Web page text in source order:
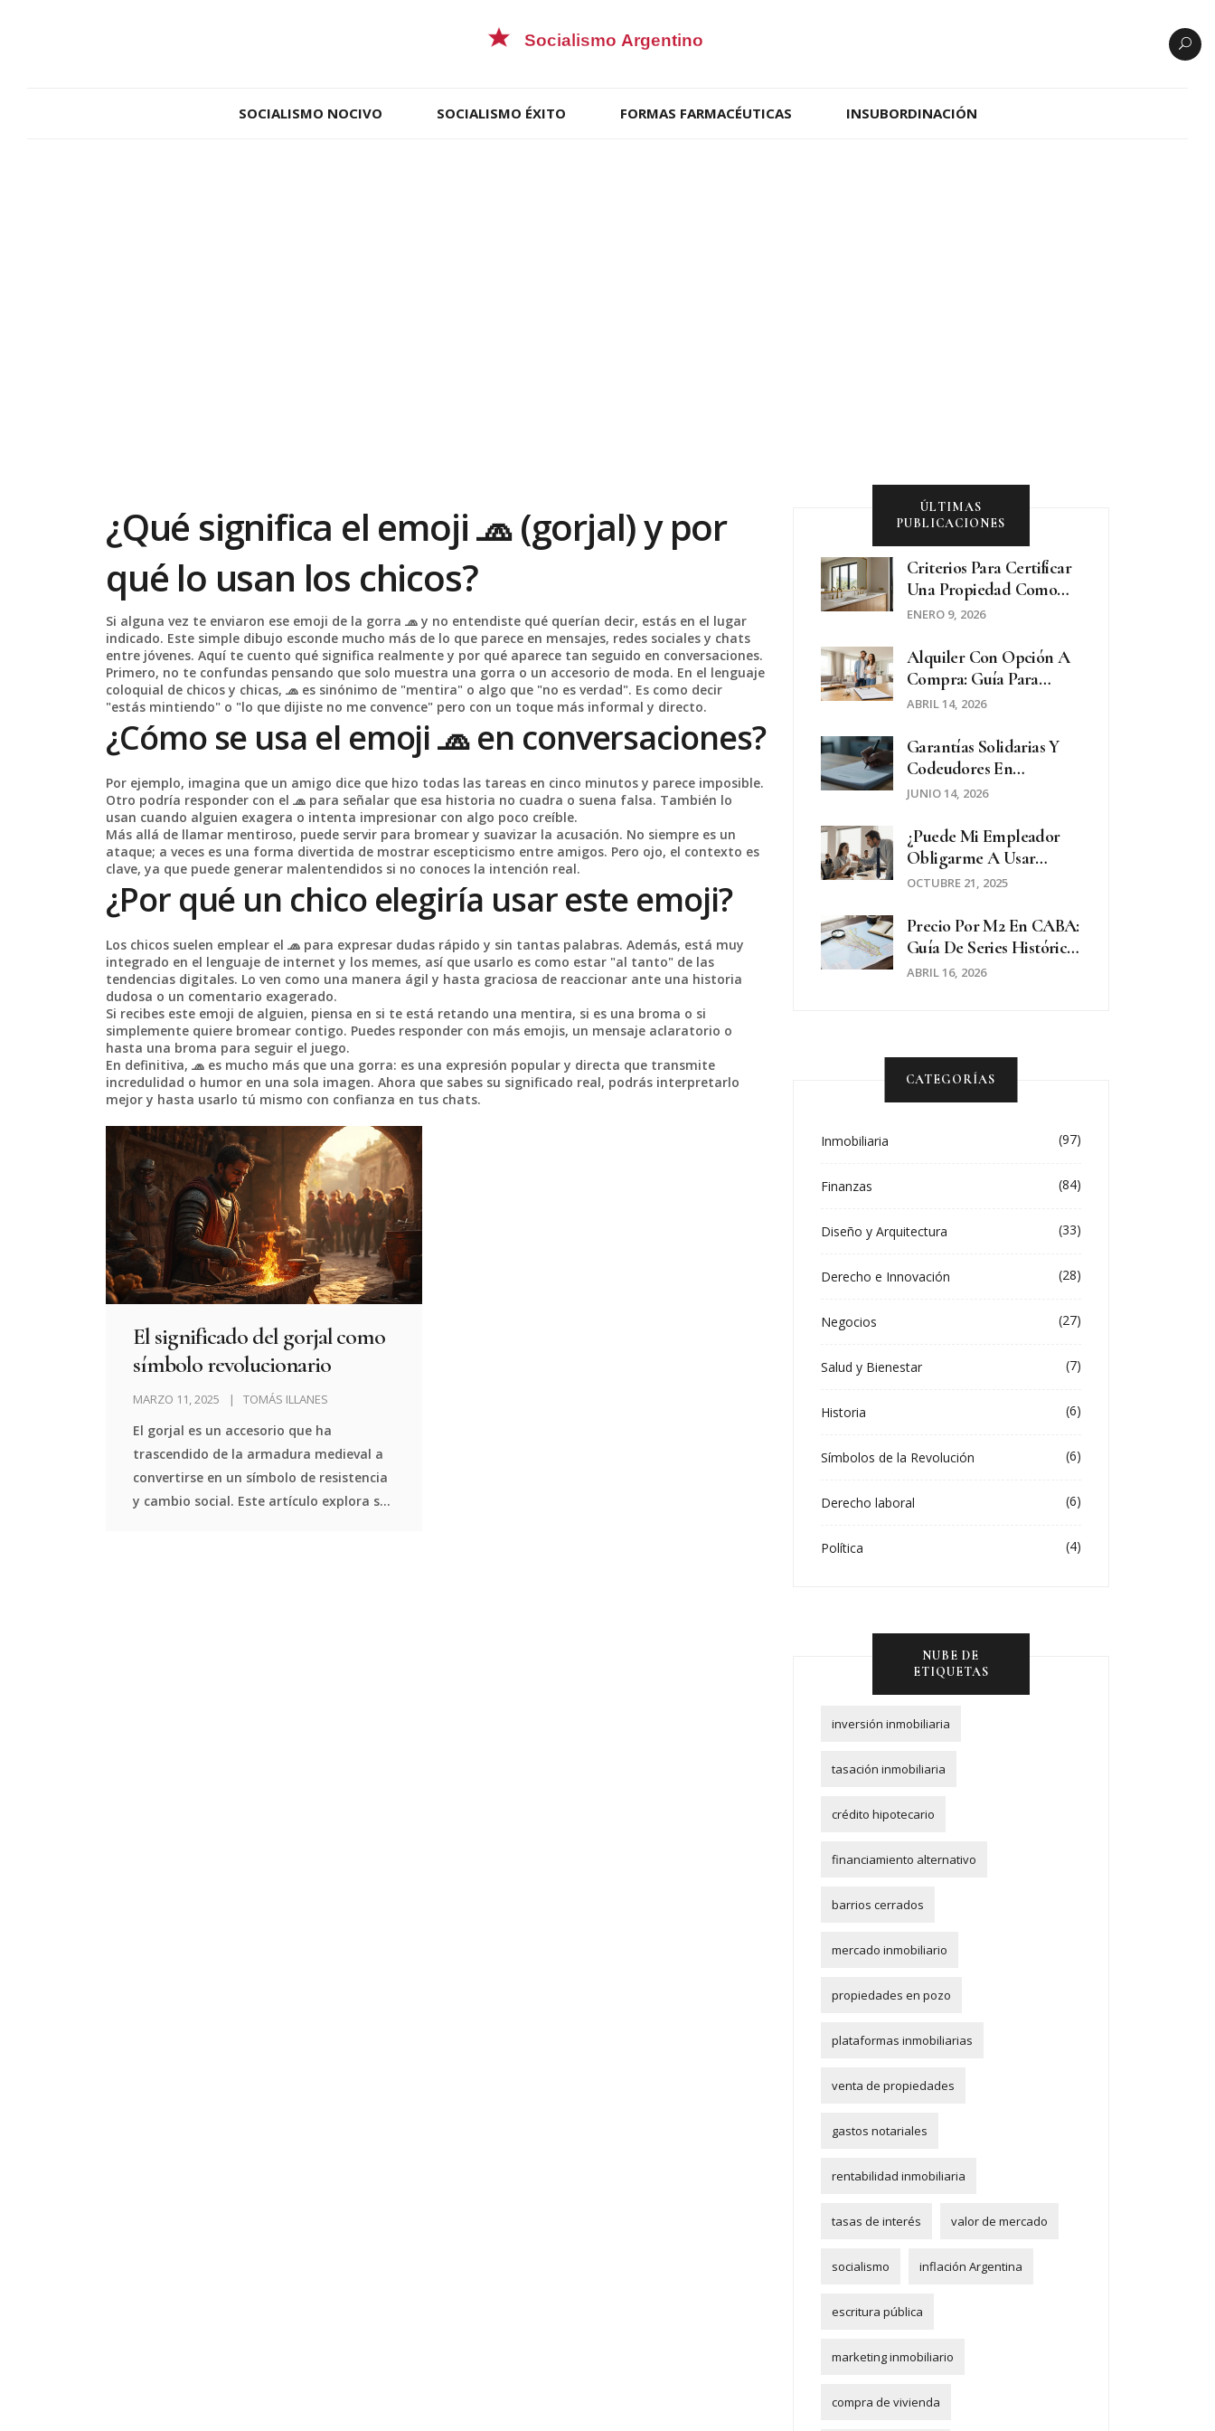
SOCIALISMO NOCIVO SOCIALISMO ÉXITO FORMAS FARMACÉUTICAS INSUBORDINACIÓN
¿Qué significa el emoji 🧢 (gorjal) y por
qué lo usan los chicos?
Si alguna vez te enviaron ese emoji de la gorra 🧢 y no entendiste qué querían decir, estás en el lugar
indicado. Este simple dibujo esconde mucho más de lo que parece en mensajes, redes sociales y chats
entre jóvenes. Aquí te cuento qué significa realmente y por qué aparece tan seguido en conversaciones.
Primero, no te confundas pensando que solo muestra una gorra o un accesorio de moda. En el lenguaje
coloquial de chicos y chicas, 🧢 es sinónimo de "mentira" o algo que "no es verdad". Es como decir
"estás mintiendo" o "lo que dijiste no me convence" pero con un toque más informal y directo.
¿Cómo se usa el emoji 🧢 en conversaciones?
Por ejemplo, imagina que un amigo dice que hizo todas las tareas en cinco minutos y parece imposible.
Otro podría responder con el 🧢 para señalar que esa historia no cuadra o suena falsa. También lo
usan cuando alguien exagera o intenta impresionar con algo poco creíble.
Más allá de llamar mentiroso, puede servir para bromear y suavizar la acusación. No siempre es un
ataque; a veces es una forma divertida de mostrar escepticismo entre amigos. Pero ojo, el contexto es
clave, ya que puede generar malentendidos si no conoces la intención real.
¿Por qué un chico elegiría usar este emoji?
Los chicos suelen emplear el 🧢 para expresar dudas rápido y sin tantas palabras. Además, está muy
integrado en el lenguaje de internet y los memes, así que usarlo es como estar "al tanto" de las
tendencias digitales. Lo ven como una manera ágil y hasta graciosa de reaccionar ante una historia
dudosa o un comentario exagerado.
Si recibes este emoji de alguien, piensa en si te está retando una mentira, si es una broma o si
simplemente quiere bromear contigo. Puedes responder con más emojis, un mensaje aclaratorio o
hasta una broma para seguir el juego.
En definitiva, 🧢 es mucho más que una gorra: es una expresión popular y directa que transmite
incredulidad o humor en una sola imagen. Ahora que sabes su significado real, podrás interpretarlo
mejor y hasta usarlo tú mismo con confianza en tus chats.
El significado del gorjal como
símbolo revolucionario
MARZO 11, 2025 TOMÁS ILLANES
El gorjal es un accesorio que ha
trascendido de la armadura medieval a
convertirse en un símbolo de resistencia
y cambio social. Este artículo explora su
ÚLTIMAS
PUBLICACIONES
Criterios Para Certificar
Una Propiedad Como
'premium' En El
De Lujo
ENERO 9, 2026
Alquiler Con Opción A
Compra: Guía Para
Redactar Un Contrato
ABRIL 14, 2026
Garantías Solidarias Y
Codeudores En
Contratos De Alquiler:
JUNIO 14, 2026
¿Puede Mi Empleador
Obligarme A Usar
Pantalón? Guía De
OCTUBRE 21, 2025
Precio Por M2 En CABA:
Guía De Series Históricas
Para Tasaciones Reales
ABRIL 16, 2026
CATEGORÍAS
Inmobiliaria (97)
Finanzas (84)
Diseño y Arquitectura (33)
Derecho e Innovación (28)
Negocios (27)
Salud y Bienestar (7)
Historia (6)
Símbolos de la Revolución (6)
Derecho laboral (6)
Política (4)
NUBE DE
ETIQUETAS
inversión inmobiliaria
tasación inmobiliaria
crédito hipotecario
financiamiento alternativo
barrios cerrados
mercado inmobiliario
propiedades en pozo
plataformas inmobiliarias
venta de propiedades
gastos notariales
rentabilidad inmobiliaria
tasas de interés valor de mercado
socialismo inflación Argentina
escritura pública
marketing inmobiliario
compra de vivienda